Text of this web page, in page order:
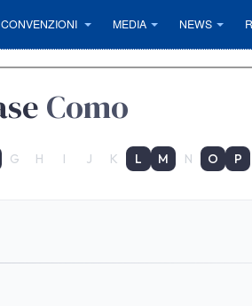
CONVENZIONI MEDIA NEWS